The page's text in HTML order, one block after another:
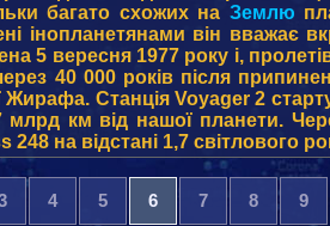
багато схожих на Землю
інопланетянами він вважає
5 вересня 1977 року і,
40 000 років після
Жирафа. Станція Voyager 2
км від нашої планети.
248 на відстані 1,7 світлового
4 5 6 7 8 9